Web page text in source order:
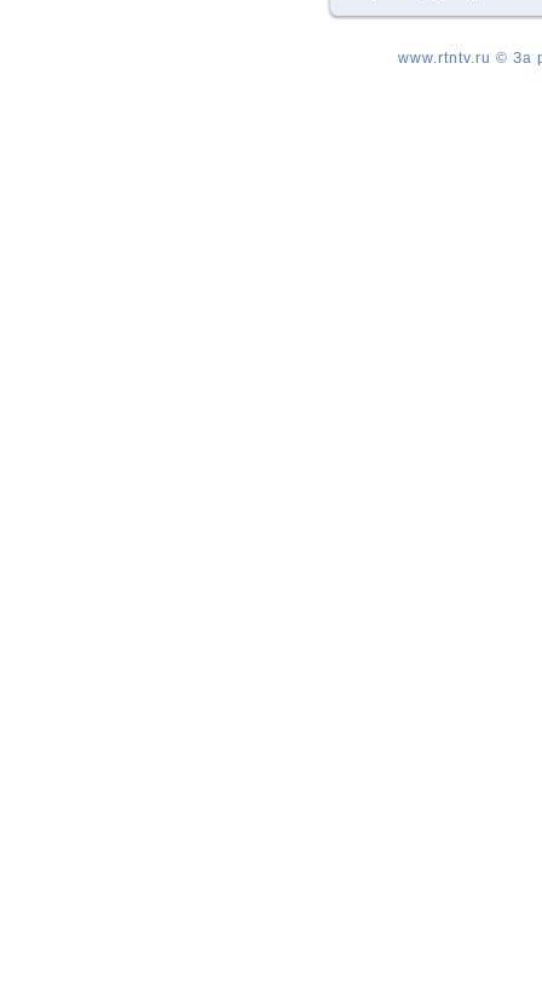
www.rtntv.ru © За